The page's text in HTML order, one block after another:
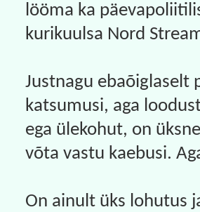
lööma ka
kurikuulsa Nord
Justnagu ebaõiglaselt
katsumusi, aga
ega ülekohut, on
võta vastu kaebusi.
On ainult üks lohutus